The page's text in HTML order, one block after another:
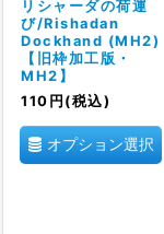
リシャーダの荷運
び/Rishadan
Dockhand (MH2)
【旧枠加工版・
MH2】
110 円 (税込)
オプション選択